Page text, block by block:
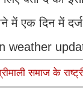
एक दिन में
weather
समाज के